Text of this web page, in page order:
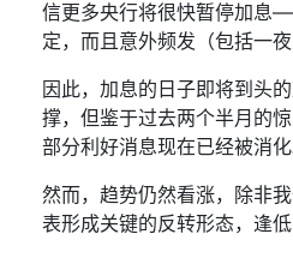
信更多央行将很快暂停加息
定，而且意外频发（包括一夜
因此，加息的日子即将到头
撑，但鉴于过去两个半月的
部分利好消息现在已经被消化
然而，趋势仍然看涨，除非
表形成关键的反转形态，逢低